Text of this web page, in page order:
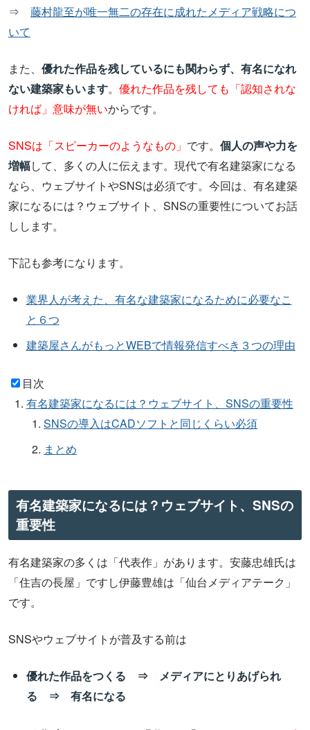
⇒ 藤村龍至が唯一無二の存在に成れたメディア戦略につ
いて
また、 優れた作品を残しているにも関わらず、有名になれ
ない建築家もいます。 優れた作品を残しても「認知されな
ければ」意味が無いからです。
SNSは「スピーカーのようなもの」 です。 個人の声や力を
増幅して、多くの人に伝えます。現代で有名建築家になる
なら、ウェブサイトやSNSは必須です。今回は、有名建築
家になるには？ウェブサイト、SNSの重要性についてお話
しします。
下記も参考になります。
業界人が考えた、有名な建築家になるために必要なこ
と６つ
建築屋さんがもっとWEBで情報発信すべき３つの理由
目次
有名建築家になるには？ウェブサイト、SNSの重要性
SNSの導入はCADソフトと同じくらい必須
まとめ
有名建築家になるには？ウェブサイト、SNSの
重要性
有名建築家の多くは「代表作」があります。安藤忠雄氏は
「住吉の長屋」ですし伊藤豊雄は「仙台メディアテーク」
です。
SNSやウェブサイトが普及する前は
優れた作品をつくる ⇒ メディアにとりあげられ
る ⇒ 有名になる